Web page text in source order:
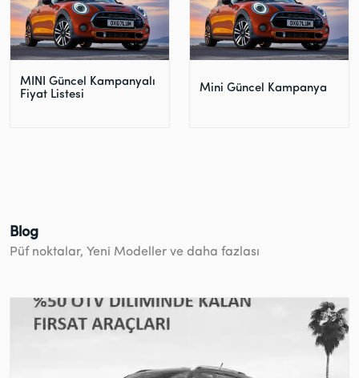
MINI Güncel Kampanyalı
Fiyat Listesi
Mini Güncel Kampanya
Blog
Püf noktalar, Yeni Modeller ve daha fazlası